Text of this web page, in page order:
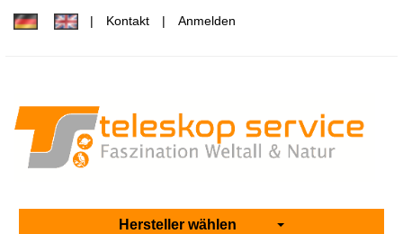
Kontakt Anmelden
Hersteller wählen